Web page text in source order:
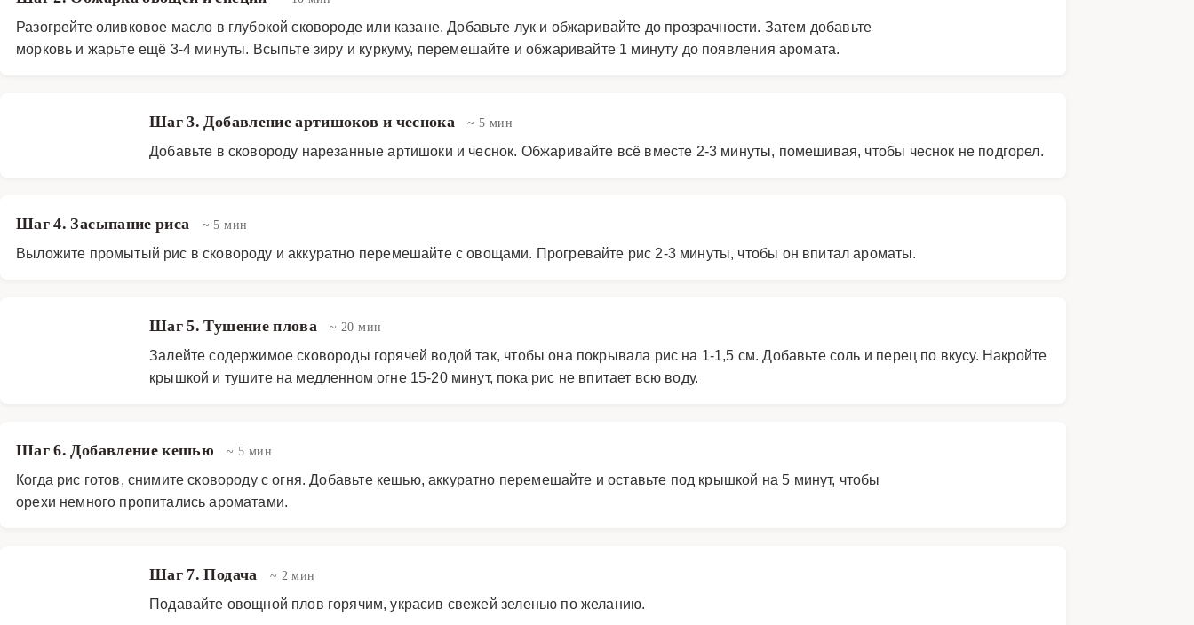
Разогрейте оливковое масло в глубокой сковороде или казане. Добавьте лук и обжаривайте до прозрачности. Затем добавьте
морковь и жарьте ещё 3-4 минуты. Всыпьте зиру и куркуму, перемешайте и обжаривайте 1 минуту до появления аромата.
Шаг 3. Добавление артишоков и чеснока ~ 5 мин
Добавьте в сковороду нарезанные артишоки и чеснок. Обжаривайте всё вместе 2-3 минуты, помешивая, чтобы чеснок не подгорел.
Шаг 4. Засыпание риса ~ 5 мин
Выложите промытый рис в сковороду и аккуратно перемешайте с овощами. Прогревайте рис 2-3 минуты, чтобы он впитал ароматы.
Шаг 5. Тушение плова ~ 20 мин
Залейте содержимое сковороды горячей водой так, чтобы она покрывала рис на 1-1,5 см. Добавьте соль и перец по вкусу. Накройте
крышкой и тушите на медленном огне 15-20 минут, пока рис не впитает всю воду.
Шаг 6. Добавление кешью ~ 5 мин
Когда рис готов, снимите сковороду с огня. Добавьте кешью, аккуратно перемешайте и оставьте под крышкой на 5 минут, чтобы
орехи немного пропитались ароматами.
Шаг 7. Подача ~ 2 мин
Подавайте овощной плов горячим, украсив свежей зеленью по желанию.